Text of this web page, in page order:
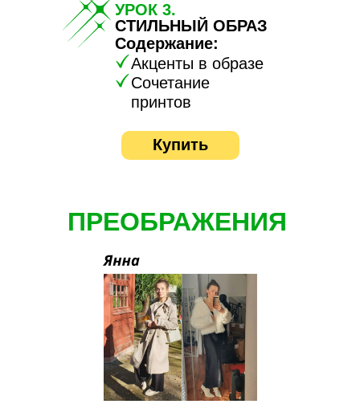
Купить
СТИЛЬНЫЙ ОБРАЗ
Содержание:
Акценты в образе
Сочетание
принтов
УРОК 3.
ПРЕОБРАЖЕНИЯ